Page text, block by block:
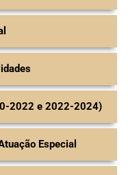
2022 e 2022-2024)​
Especial